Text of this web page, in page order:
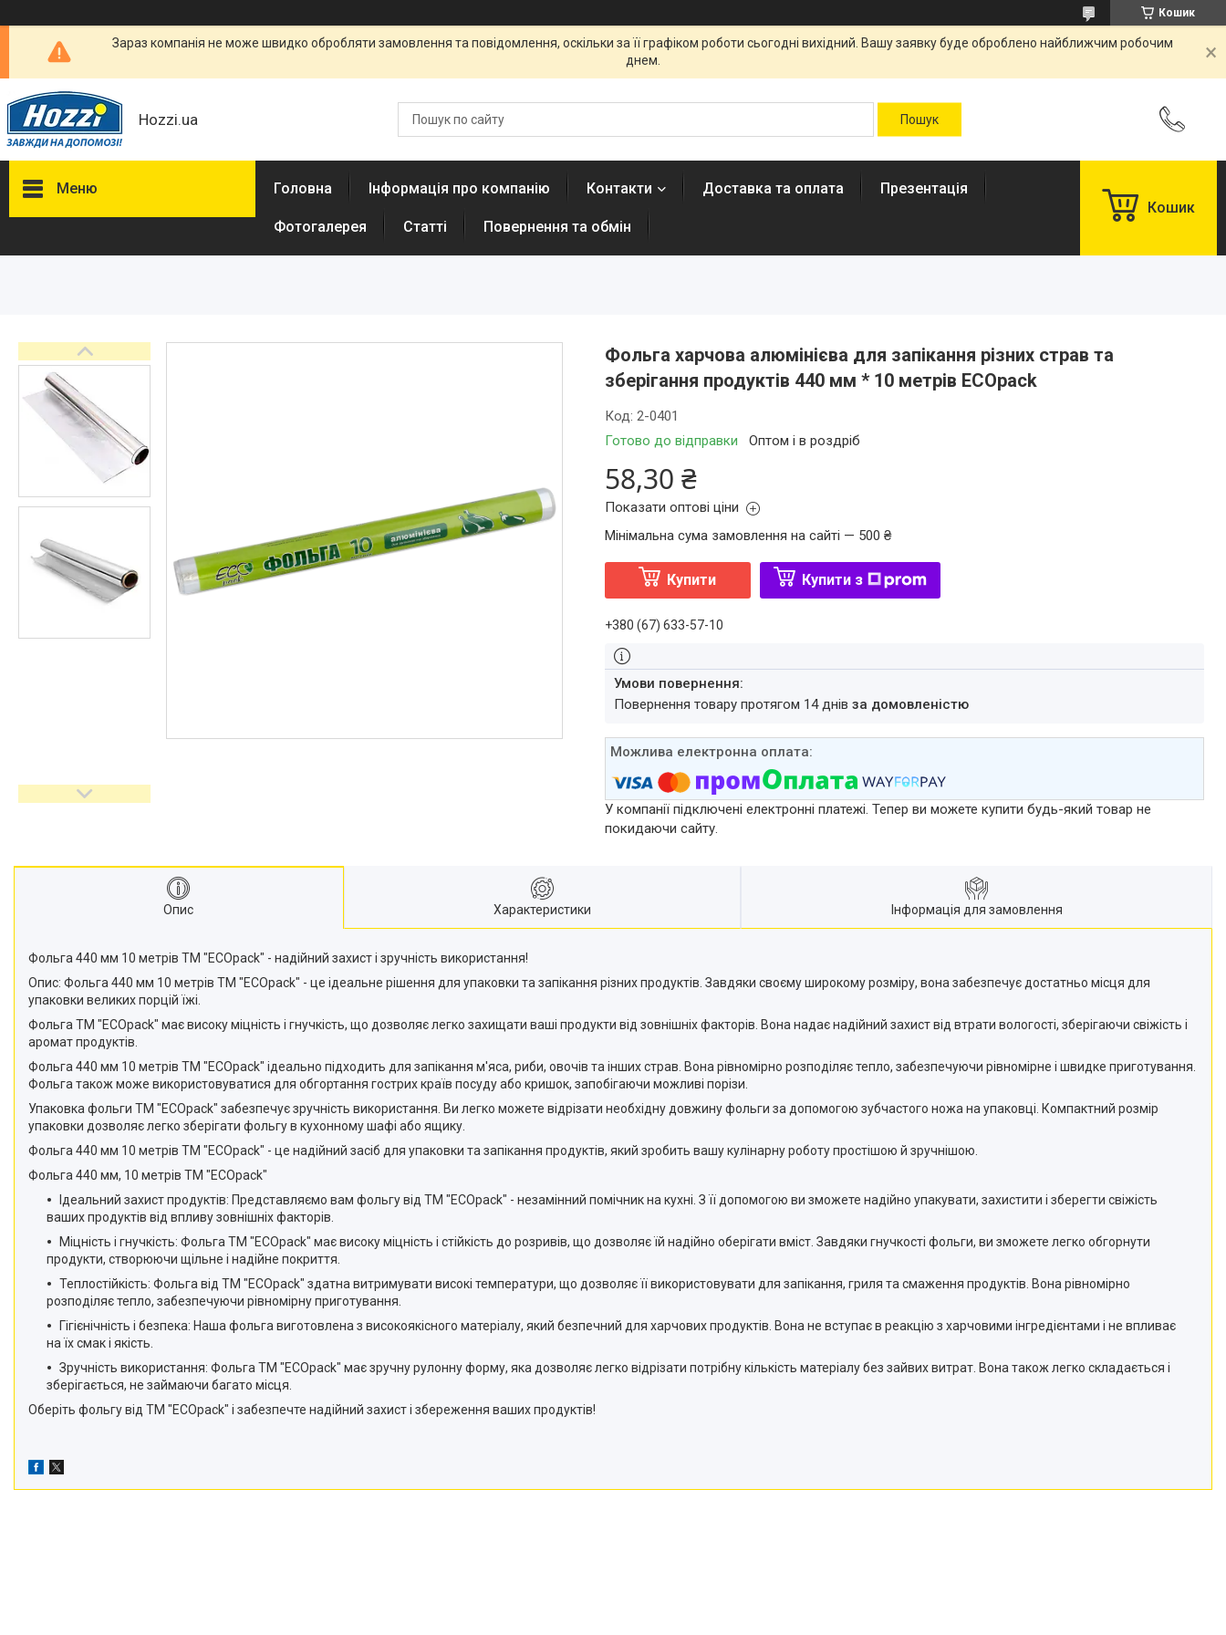
Кошик
Зараз компанія не може швидко обробляти замовлення та повідомлення, оскільки за її графіком роботи сьогодні вихідний. Вашу заявку буде оброблено найближчим робочим
днем.
Hozzi.ua
Меню
Фольга харчова для запікання
страв та зберігання продуктів
Пергаментний папір для
запікання випічки, овочів,
м'яса та риби
Стретч плівка для пакування
та зберігання харчових
продуктів
Серветки та ганчірки для
Губки кухонні для миття посуду
та поверхонь, мочалки для
ванної
Головна Інформація про компанію Контакти Доставка та оплата Презентація
Фотогалерея Статті Повернення та обмін
Кошик
Фольга харчова алюмінієва для запікання різних страв та
зберігання продуктів 440 мм * 10 метрів ECOpack
Готово до відправки Оптом і в роздріб
Код: 2-0401
58,30 ₴
Показати оптові ціни
Мінімальна сума замовлення на сайті — 500 ₴
Купити Купити з
+380 (67) 633-57-10
повернення товару протягом 14 днів за домовленістю
У компанії підключені електронні платежі. Тепер ви можете купити будь-який товар не
покидаючи сайту.
Опис Характеристики Інформація для замовлення
Фольга 440 мм 10 метрів ТМ "ECOpack" - надійний захист і зручність використання!
Опис: Фольга 440 мм 10 метрів ТМ "ECOpack" - це ідеальне рішення для упаковки та запікання різних продуктів. Завдяки своєму широкому розміру, вона забезпечує достатньо місця для
упаковки великих порцій їжі.
Фольга ТМ "ECOpack" має високу міцність і гнучкість, що дозволяє легко захищати ваші продукти від зовнішніх факторів. Вона надає надійний захист від втрати вологості, зберігаючи свіжість і
аромат продуктів.
Фольга 440 мм 10 метрів ТМ "ECOpack" ідеально підходить для запікання м'яса, риби, овочів та інших страв. Вона рівномірно розподіляє тепло, забезпечуючи рівномірне і швидке приготування.
Фольга також може використовуватися для обгортання гострих країв посуду або кришок, запобігаючи можливі порізи.
Упаковка фольги ТМ "ECOpack" забезпечує зручність використання. Ви легко можете відрізати необхідну довжину фольги за допомогою зубчастого ножа на упаковці. Компактний розмір
упаковки дозволяє легко зберігати фольгу в кухонному шафі або ящику.
Фольга 440 мм 10 метрів ТМ "ECOpack" - це надійний засіб для упаковки та запікання продуктів, який зробить вашу кулінарну роботу простішою й зручнішою.
Фольга 440 мм, 10 метрів ТМ "ECOpack"
Ідеальний захист продуктів: Представляємо вам фольгу від ТМ "ECOpack" - незамінний помічник на кухні. З її допомогою ви зможете надійно упакувати, захистити і зберегти свіжість
ваших продуктів від впливу зовнішніх факторів.
Міцність і гнучкість: Фольга ТМ "ECOpack" має високу міцність і стійкість до розривів, що дозволяє їй надійно оберігати вміст. Завдяки гнучкості фольги, ви зможете легко обгорнути
продукти, створюючи щільне і надійне покриття.
Теплостійкість: Фольга від ТМ "ECOpack" здатна витримувати високі температури, що дозволяє її використовувати для запікання, гриля та смаження продуктів. Вона рівномірно
розподіляє тепло, забезпечуючи рівномірну приготування.
Гігієнічність і безпека: Наша фольга виготовлена з високоякісного матеріалу, який безпечний для харчових продуктів. Вона не вступає в реакцію з харчовими інгредієнтами і не впливає
на їх смак і якість.
Зручність використання: Фольга ТМ "ECOpack" має зручну рулонну форму, яка дозволяє легко відрізати потрібну кількість матеріалу без зайвих витрат. Вона також легко складається і
зберігається, не займаючи багато місця.
Оберіть фольгу від ТМ "ECOpack" і забезпечте надійний захист і збереження ваших продуктів!